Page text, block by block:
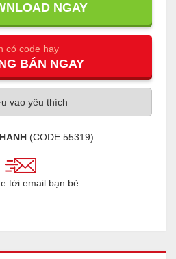
NGAY
có code hay
BÁN NGAY
vao yêu thích
(CODE 55319)
tới email bạn bè